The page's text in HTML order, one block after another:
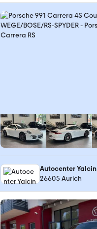
Autocenter Yalcin
26605 Aurich